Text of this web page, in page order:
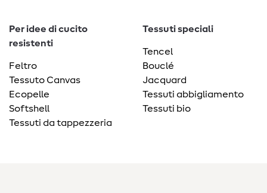
Per idee di cucito
resistenti
Feltro
Tessuto Canvas
Ecopelle
Softshell
Tessuti da tappezzeria
Tessuti speciali
Tencel
Bouclé
Jacquard
Tessuti abbigliamento
Tessuti bio